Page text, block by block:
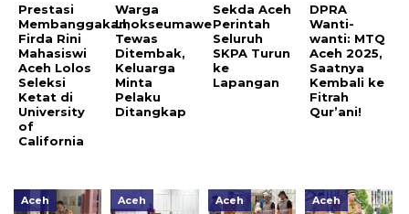
Prestasi
Membanggakan,
Firda Rini
Mahasiswi
Aceh Lolos
Seleksi
Ketat di
University
of
California
Warga
Lhokseumawe
Tewas
Ditembak,
Keluarga
Minta
Pelaku
Ditangkap
Sekda Aceh
Perintah
Seluruh
SKPA Turun
ke
Lapangan
DPRA
Wanti-
wanti: MTQ
Aceh 2025,
Saatnya
Kembali ke
Fitrah
Qur’ani!
Aceh Aceh Aceh Aceh